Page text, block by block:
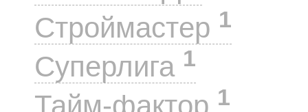
Строймастер 1
Суперлига 1
Тайм-фактор 1